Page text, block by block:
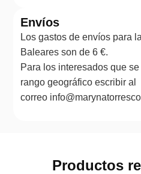
Envíos
Los gastos de envíos para
Baleares son de 6 €.
Para los interesados que
rango geográfico escribir al
correo
Productos